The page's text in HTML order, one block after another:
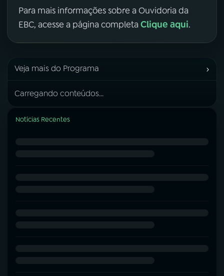
Para mais informações sobre a Ouvidoria da
EBC, acesse a página completa Clique aqui.
Veja mais do Programa ›
Carregando conteúdos...
Notícias Recentes